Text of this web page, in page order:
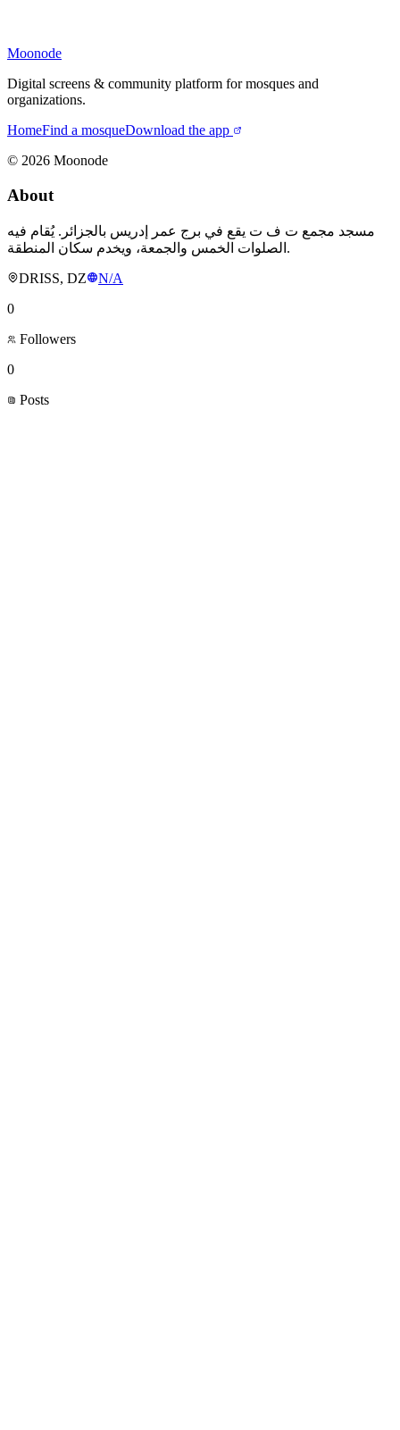
Moonode
Digital screens & community platform for mosques and
organizations.
HomeFind a mosqueDownload the app
© 2026 Moonode
About
مسجد مجمع ت ف ت يقع في برج عمر إدريس بالجزائر. يُقام فيه
الصلوات الخمس والجمعة، ويخدم سكان المنطقة.
DRISS, DZ
N/A
0
Followers
0
Posts